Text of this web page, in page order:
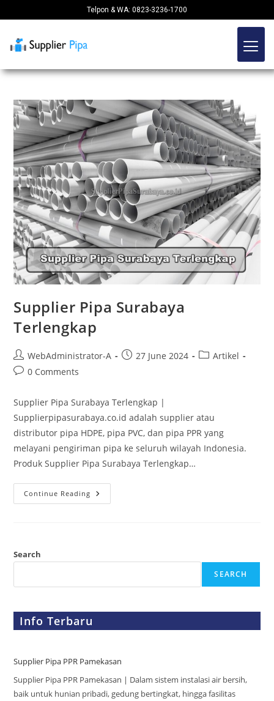
Telpon & WA: 0823-3236-1700
Supplier Pipa Surabaya
Terlengkap
WebAdministrator-A 27 June 2024
Artikel
0 Comments
Supplier Pipa Surabaya Terlengkap |
Supplierpipasurabaya.co.id adalah supplier atau
distributor pipa HDPE, pipa PVC, dan pipa PPR yang
melayani pengiriman pipa ke seluruh wilayah Indonesia.
Produk Supplier Pipa Surabaya Terlengkap…
Continue Reading
Search
SEARCH
Info Terbaru
Supplier Pipa PPR Pamekasan
Supplier Pipa PPR Pamekasan | Dalam sistem instalasi air bersih,
baik untuk hunian pribadi, gedung bertingkat, hingga fasilitas